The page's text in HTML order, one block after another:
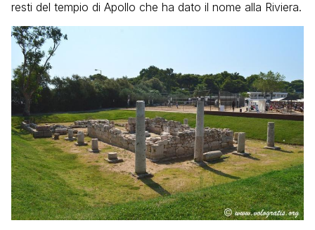
resti del tempio di Apollo che ha dato il nome alla Riviera.